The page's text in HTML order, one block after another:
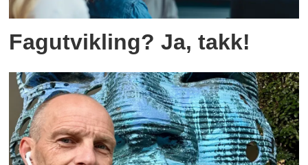
Fagutvikling? Ja, takk!